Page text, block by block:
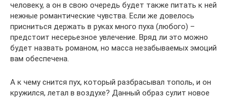
человеку, а он в свою очередь будет также питать к ней
нежные романтические чувства. Если же довелось
присниться держать в руках много пуха (любого) –
предстоит несерьезное увлечение. Вряд ли это можно
будет назвать романом, но масса незабываемых эмоций
вам обеспечена.
А к чему снится пух, который разбрасывал тополь, и он
кружился, летал в воздухе? Данный образ сулит новое